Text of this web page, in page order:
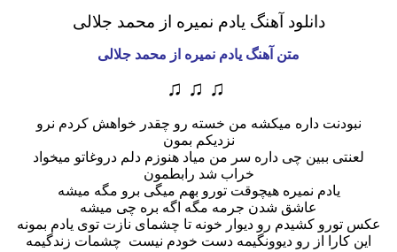
دانلود آهنگ یادم نمیره از محمد جلالی
متن آهنگ یادم نمیره از محمد جلالی
♫ ♫ ♫
نبودنت داره میکشه من خسته رو چقدر خواهش کردم نرو
نزدیکم بمون
لعنتی ببین چی داره سر من میاد هنوزم دلم دروغاتو میخواد
خراب شد رابطمون
یادم نمیره هیچوقت تورو بهم میگی برو مگه میشه
عاشق شدن جرمه مگه اگه بره چی میشه
عکس تورو کشیدم رو دیوار خونه تا چشمای نازت توی یادم بمونه
این کارا از رو دیوونگیمه دست خودم نیست چشمات زندگیمه